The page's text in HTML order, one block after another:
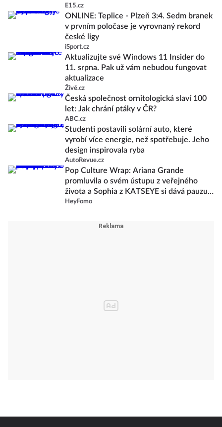
E15.cz
ONLINE: Teplice - Plzeň 3:4. Sedm branek
v prvním poločase je vyrovnaný rekord
české ligy
iSport.cz
Aktualizujte své Windows 11 Insider do
11. srpna. Pak už vám nebudou fungovat
aktualizace
Živě.cz
Česká společnost ornitologická slaví 100
let: Jak chrání ptáky v ČR?
ABC.cz
Studenti postavili solární auto, které
vyrobí více energie, než spotřebuje. Jeho
design inspirovala ryba
AutoRevue.cz
Pop Culture Wrap: Ariana Grande
promluvila o svém ústupu z veřejného
života a Sophia z KATSEYE si dává pauzu
od skupiny
HeyFomo